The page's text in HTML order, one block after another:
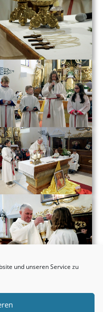
und unseren Service zu